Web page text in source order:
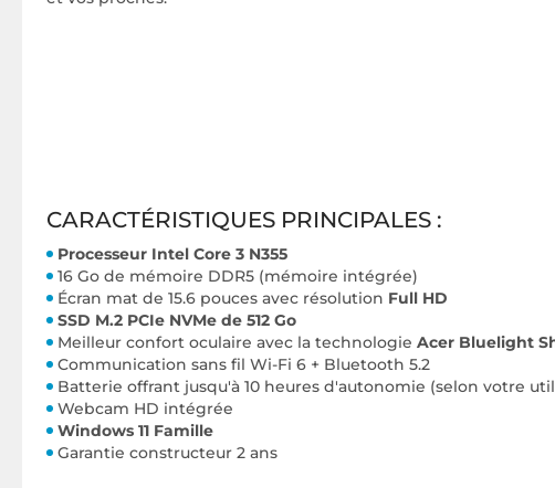
CARACTÉRISTIQUES PRINCIPALES :
Processeur Intel Core 3 N355
16 Go de mémoire DDR5 (mémoire intégrée)
Écran mat de 15.6 pouces avec résolution Full HD
SSD M.2 PCIe NVMe de 512 Go
Meilleur confort oculaire avec la technologie Acer Bluelight
Communication sans fil Wi-Fi 6 + Bluetooth 5.2
Batterie offrant jusqu'à 10 heures d'autonomie (selon votre
Webcam HD intégrée
Windows 11 Famille
Garantie constructeur 2 ans